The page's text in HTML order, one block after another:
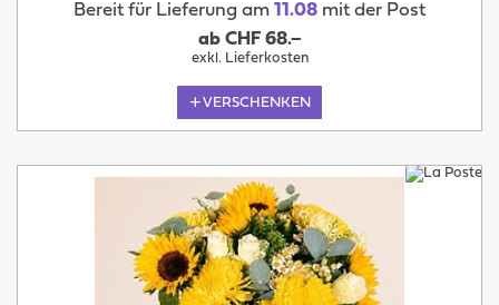
Bereit für Lieferung am 11.08 mit der Post
ab CHF 68.–
exkl. Lieferkosten
VERSCHENKEN